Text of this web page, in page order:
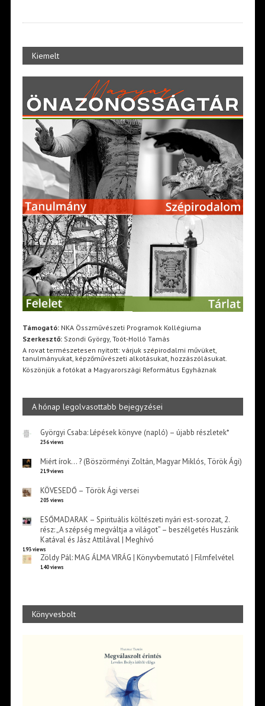
Kiemelt
Támogató:NKA Összművészeti Programok Kollégiuma
Szerkesztő:Szondi György, Toót-Holló Tamás
A rovat természetesen nyitott: várjuk szépirodalmi művüket,
tanulmányukat, képzőművészeti alkotásukat, hozzászólásukat.
Köszönjük a fotókat a Magyarországi Református Egyháznak
A hónap legolvasottabb bejegyzései
Györgyi Csaba: Lépések könyve (napló) – újabb részletek*
256 views
Miért írok… ? (Böszörményi Zoltán, Magyar Miklós, Török Ági)
219 views
KÖVESEDŐ – Török Ági versei
205 views
ESŐMADARAK – Spirituális költészeti nyári est-sorozat, 2.
rész: „A szépség megváltja a világot” – beszélgetés Huszárik
Katával és Jász Attilával | Meghívó
193 views
Zöldy Pál: MAG ÁLMA VIRÁG | Könyvbemutató | Filmfelvétel
140 views
Könyvesbolt